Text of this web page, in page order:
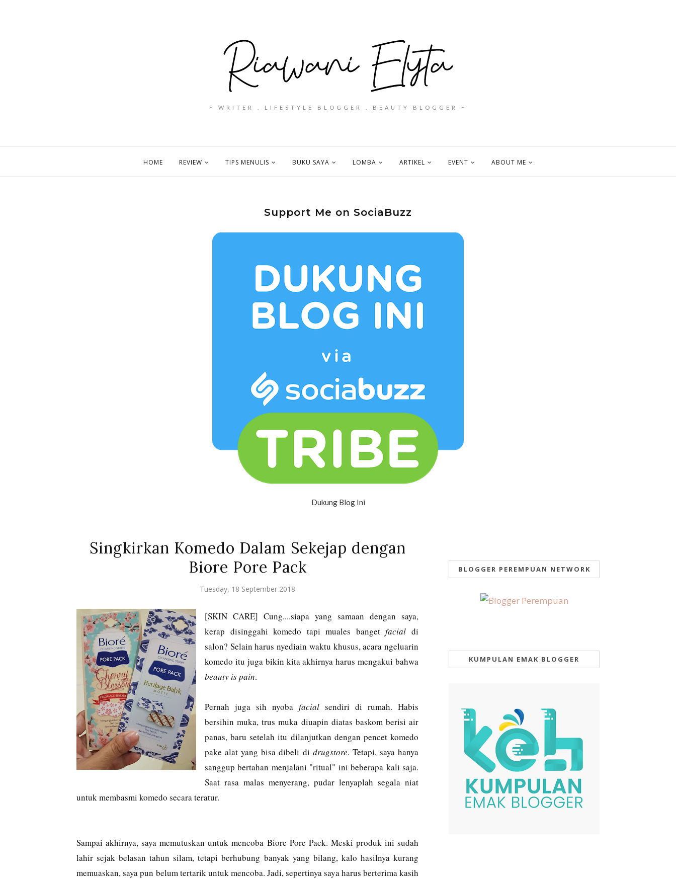
~ WRITER . LIFESTYLE BLOGGER . BEAUTY BLOGGER ~
HOME REVIEW TIPS MENULIS BUKU SAYA LOMBA ARTIKEL EVENT ABOUT ME
Support Me on SociaBuzz
Dukung Blog Ini
Singkirkan Komedo Dalam Sekejap dengan
Biore Pore Pack
Tuesday, 18 September 2018
[SKIN CARE] Cung....siapa yang samaan dengan saya,
kerap disinggahi komedo tapi muales bangetfacial di
salon? Selain harus nyediain waktu khusus, acara ngeluarin
komedo itu juga bikin kita akhirnya harus mengakui bahwa
beauty is pain.
Pernah juga sih nyoba facial sendiri di rumah. Habis
bersihin muka, trus muka diuapin diatas baskom berisi air
panas, baru setelah itu dilanjutkan dengan pencet komedo
pake alat yang bisa dibeli di drugstore. Tetapi, saya hanya
sanggup bertahan menjalani "ritual" ini beberapa kali saja.
Saat rasa malas menyerang, pudar lenyaplah segala niat
untuk membasmi komedo secara teratur.
Sampai akhirnya, saya memutuskan untuk mencoba Biore Pore Pack. Meski produk ini sudah
lahir sejak belasan tahun silam, tetapi berhubung banyak yang bilang, kalo hasilnya kurang
memuaskan, saya pun belum tertarik untuk mencoba. Jadi, sepertinya saya harus berterima kasih
BLOGGER PEREMPUAN NETWORK
KUMPULAN EMAK BLOGGER